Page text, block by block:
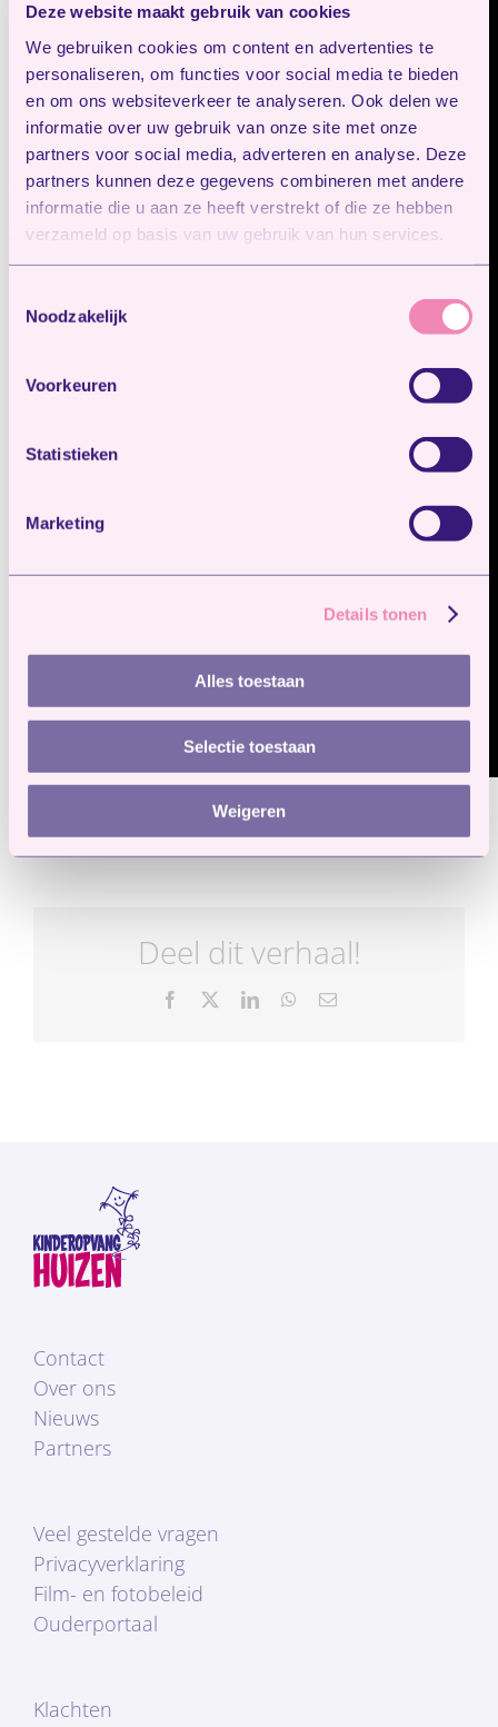
Deze website maakt gebruik van cookies
We gebruiken cookies om content en advertenties te
personaliseren, om functies voor social media te bieden
en om ons websiteverkeer te analyseren. Ook delen we
informatie over uw gebruik van onze site met onze
partners voor social media, adverteren en analyse. Deze
partners kunnen deze gegevens combineren met andere
informatie die u aan ze heeft verstrekt of die ze hebben
verzameld op basis van uw gebruik van hun services.
Noodzakelijk
Voorkeuren
Statistieken
Marketing
Details tonen
Alles toestaan
Selectie toestaan
Weigeren
Deel dit verhaal!
Facebook LinkedInWhatsApp
E-
Contact
Over ons
Nieuws
Partners
Veel gestelde vragen
Privacyverklaring
Film- en fotobeleid
Ouderportaal
Klachten